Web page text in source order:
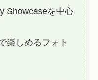
Showcaseを中心
楽しめるフォト